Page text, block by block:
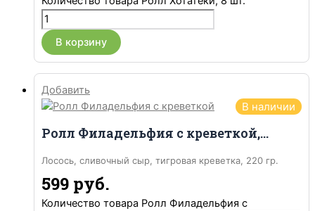
В корзину
Добавить
В наличии
Ролл Филадельфия с креветкой, 8 шт.
Лосось, сливочный сыр, тигровая креветка, 220 гр.
599 руб.
Количество товара Ролл Филадельфия с